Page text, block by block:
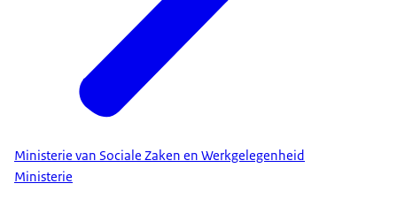
Ministerie van Sociale Zaken en Werkgelegenheid
Ministerie